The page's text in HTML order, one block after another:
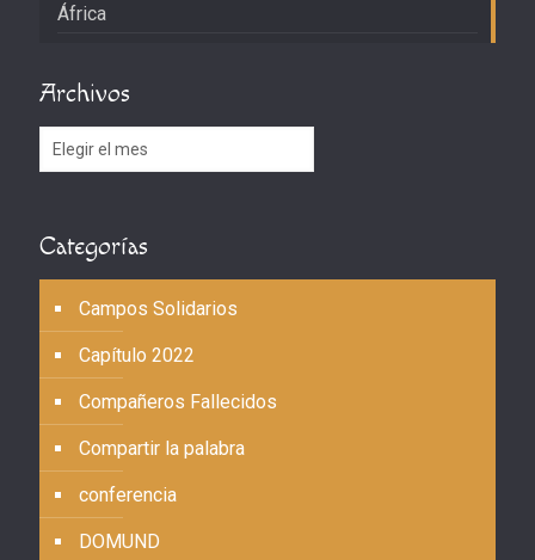
África
Archivos
Archivos
Categorías
Campos Solidarios
Capítulo 2022
Compañeros Fallecidos
Compartir la palabra
conferencia
DOMUND